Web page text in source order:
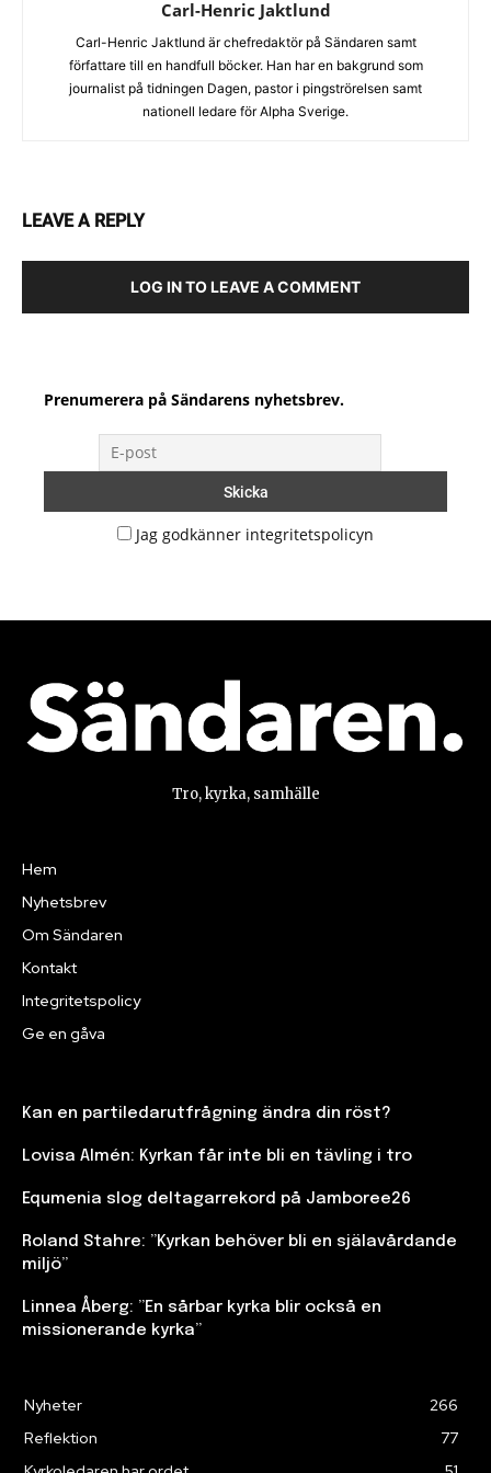
Carl-Henric Jaktlund
Carl-Henric Jaktlund är chefredaktör på Sändaren samt
författare till en handfull böcker. Han har en bakgrund som
journalist på tidningen Dagen, pastor i pingströrelsen samt
nationell ledare för Alpha Sverige.
LEAVE A REPLY
LOG IN TO LEAVE A COMMENT
Prenumerera på Sändarens nyhetsbrev.
Jag godkänner integritetspolicyn
Tro, kyrka, samhälle
Hem
Nyhetsbrev
Om Sändaren
Kontakt
Integritetspolicy
Ge en gåva
Kan en partiledarutfrågning ändra din röst?
Lovisa Almén: Kyrkan får inte bli en tävling i tro
Equmenia slog deltagarrekord på Jamboree26
Roland Stahre: ”Kyrkan behöver bli en själavårdande
miljö”
Linnea Åberg: ”En sårbar kyrka blir också en
missionerande kyrka”
Nyheter
266
Reflektion
77